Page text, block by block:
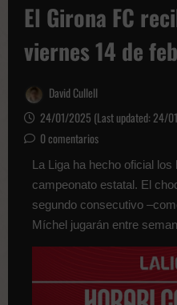
El Girona FC
viernes 14 de
David Cullell
24/01/2025 (Last updated: 24/
0 comentarios
La Liga ha hecho oficial
campeonato estatal. El
segundo consecutivo
Míchel jugarán entre